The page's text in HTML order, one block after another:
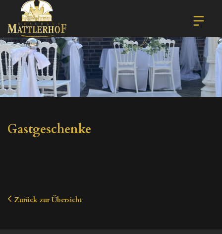
Gastgeschenke
Zurück zur Übersicht